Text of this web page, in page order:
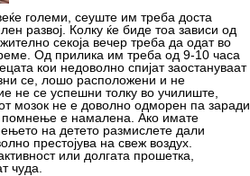
големи, сеуште им треба доста
развој. Колку ќе биде тоа зависи од
секоја вечер треба да одат во
Од прилика им треба од 9-10 часа
кои недоволно спијат заостануваат
се, лошо расположени и не
не се успешни толку во училиште,
мозок не е доволно одморен па заради
помнење е намалена. Ако имате
на детето размислете дали
престојува на свеж воздух.
или долгата прошетка,
чуда.